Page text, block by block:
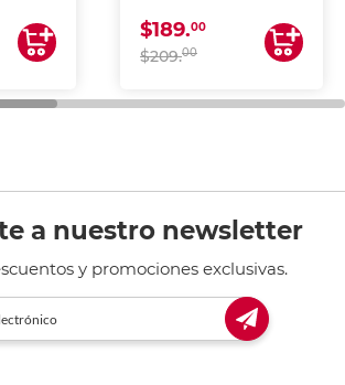
$189.00
$209.00
a nuestro newsletter
y promociones exclusivas.